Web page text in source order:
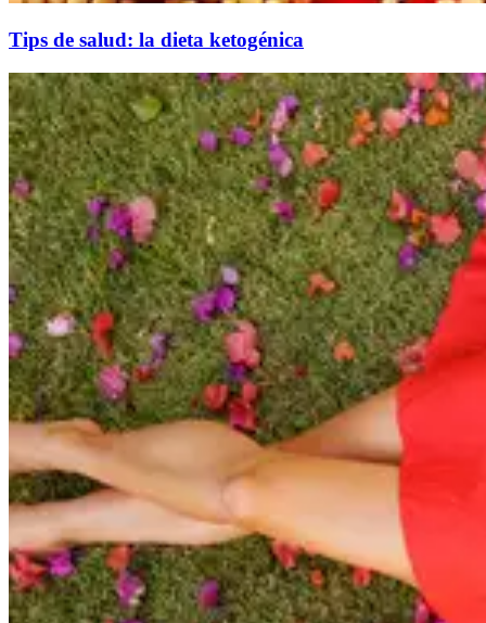
Tips de salud: la dieta ketogénica